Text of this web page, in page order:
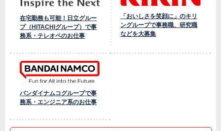
在宅勤務も可能！日立グルー
プ（HITACHIグループ）で事
務系・テレオペのお仕事
「おいしさを笑顔に」のキリ
ングループで事務職、研究職
などを大募集
バンダイナムコグループで事
務系・エンジニア系のお仕事